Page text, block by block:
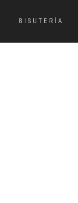
BISUTERÍA